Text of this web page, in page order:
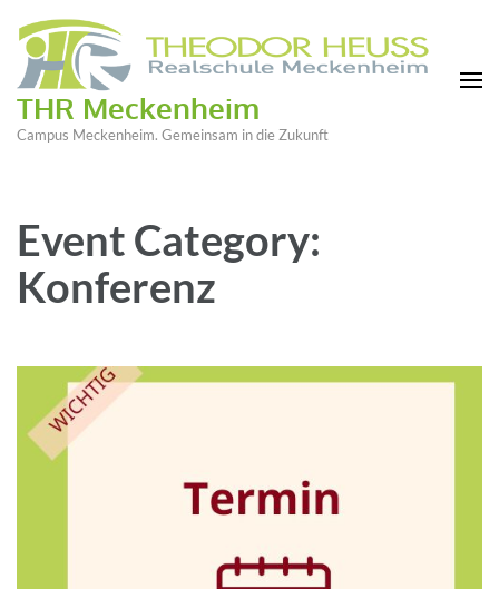
THR Meckenheim
Campus Meckenheim. Gemeinsam in die Zukunft
Event Category:
Konferenz